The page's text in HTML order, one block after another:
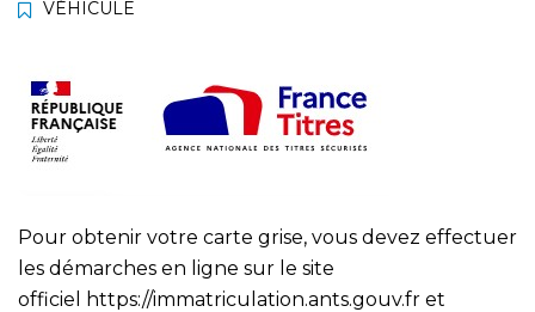
VÉHICULE
Pour obtenir votre carte grise, vous devez effectuer
les démarches en ligne sur le site
officiel
https://immatriculation.ants.gouv.fr et